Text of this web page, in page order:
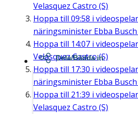
Velasquez Castro (S)
Hoppa till 09:58 i
näringsminister Ebba Busch
Hoppa till 14:07 i
Velasquez Castro (S)
Hoppa till 17:30 i
näringsminister Ebba Busch
Hoppa till 21:39 i
Velasquez Castro (S)
Dela/Bädda in